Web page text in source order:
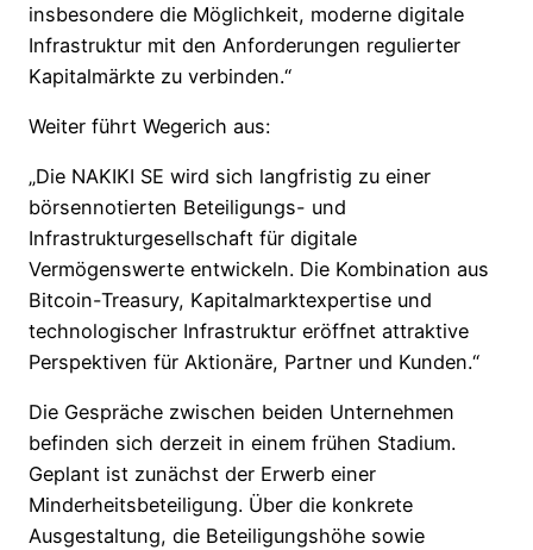
insbesondere die Möglichkeit, moderne digitale
Infrastruktur mit den Anforderungen regulierter
Kapitalmärkte zu verbinden.“
Weiter führt Wegerich aus:
„Die NAKIKI SE wird sich langfristig zu einer
börsennotierten Beteiligungs- und
Infrastrukturgesellschaft für digitale
Vermögenswerte entwickeln. Die Kombination aus
Bitcoin-Treasury, Kapitalmarktexpertise und
technologischer Infrastruktur eröffnet attraktive
Perspektiven für Aktionäre, Partner und Kunden.“
Die Gespräche zwischen beiden Unternehmen
befinden sich derzeit in einem frühen Stadium.
Geplant ist zunächst der Erwerb einer
Minderheitsbeteiligung. Über die konkrete
Ausgestaltung, die Beteiligungshöhe sowie